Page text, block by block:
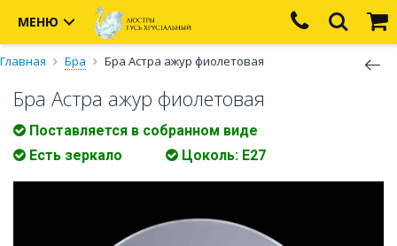
МЕНЮ
Главная Бра Бра Астра ажур фиолетовая
Бра Астра ажур фиолетовая
Поставляется в собранном виде
Есть зеркало
Цоколь: E27